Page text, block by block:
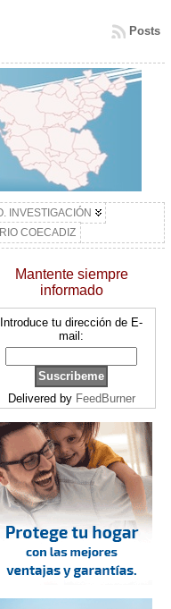
Posts
INVESTIGACIÓN
COECADIZ
Mantente siempre
informado
Introduce tu dirección de E-
mail:
Delivered by FeedBurner